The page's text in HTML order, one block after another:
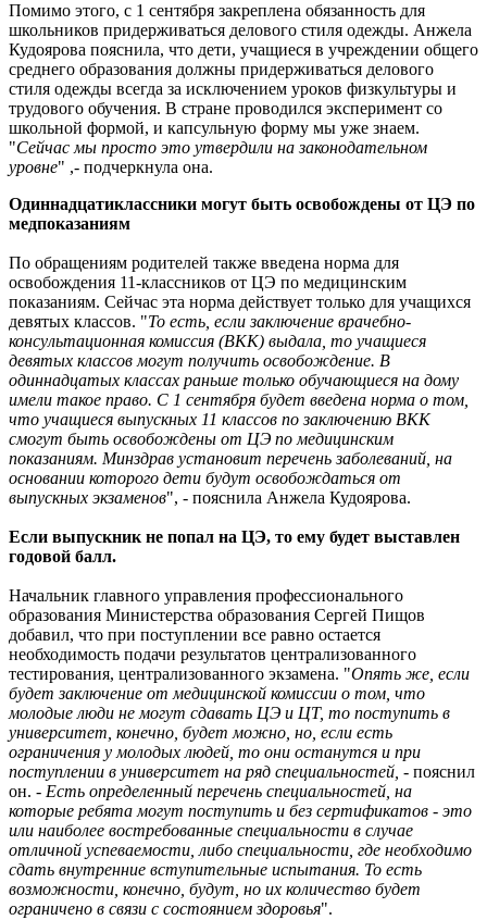
Помимо этого, с 1 сентября закреплена обязанность для
школьников придерживаться делового стиля одежды. Анжела
Кудоярова пояснила, что дети, учащиеся в учреждении общего
среднего образования должны придерживаться делового
стиля одежды всегда за исключением уроков физкультуры и
трудового обучения. В стране проводился эксперимент со
школьной формой, и капсульную форму мы уже знаем.
"Сейчас мы просто это утвердили на законодательном
уровне" ,- подчеркнула она.
Одиннадцатиклассники могут быть освобождены от ЦЭ по
медпоказаниям
По обращениям родителей также введена норма для
освобождения 11-классников от ЦЭ по медицинским
показаниям. Сейчас эта норма действует только для учащихся
девятых классов. "То есть, если заключение врачебно-
консультационная комиссия (ВКК) выдала, то учащиеся
девятых классов могут получить освобождение. В
одиннадцатых классах раньше только обучающиеся на дому
имели такое право. С 1 сентября будет введена норма о том,
что учащиеся выпускных 11 классов по заключению ВКК
смогут быть освобождены от ЦЭ по медицинским
показаниям. Минздрав установит перечень заболеваний, на
основании которого дети будут освобождаться от
выпускных экзаменов", - пояснила Анжела Кудоярова.
Если выпускник не попал на ЦЭ, то ему будет выставлен
годовой балл.
Начальник главного управления профессионального
образования Министерства образования Сергей Пищов
добавил, что при поступлении все равно остается
необходимость подачи результатов централизованного
тестирования, централизованного экзамена. "Опять же, если
будет заключение от медицинской комиссии о том, что
молодые люди не могут сдавать ЦЭ и ЦТ, то поступить в
университет, конечно, будет можно, но, если есть
ограничения у молодых людей, то они останутся и при
поступлении в университет на ряд специальностей, - пояснил
он. - Есть определенный перечень специальностей, на
которые ребята могут поступить и без сертификатов - это
или наиболее востребованные специальности в случае
отличной успеваемости, либо специальности, где необходимо
сдать внутренние вступительные испытания. То есть
возможности, конечно, будут, но их количество будет
ограничено в связи с состоянием здоровья".